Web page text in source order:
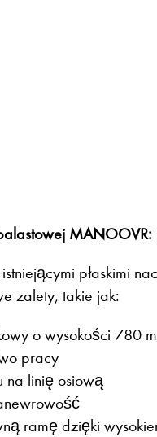
MANOOVR:
płaskimi
zalety, takie jak:
o wysokości 780
pracy
na linię osiową
ramę dzięki